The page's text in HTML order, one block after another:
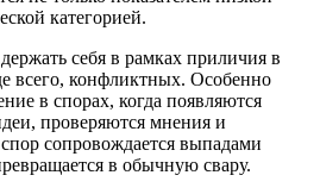
категорией.
себя в рамках приличия в
всего, конфликтных. Особенно
в спорах, когда появляются
проверяются мнения и
сопровождается выпадами
в обычную свару.